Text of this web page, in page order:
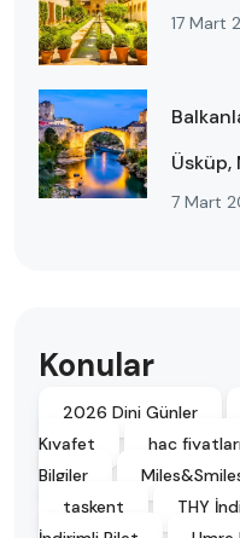
17 Mart
7 Mart
Konular
2026 Dini Günler
Kıyafet
hac
Bilgiler
taşkent
THY